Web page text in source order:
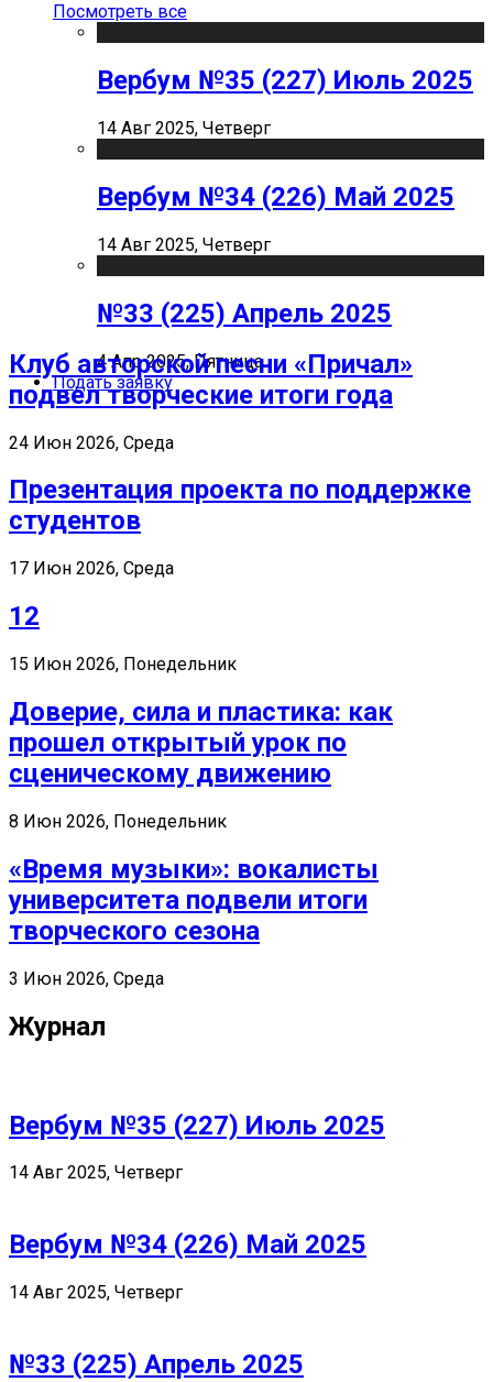
Посмотреть все
Вербум №35 (227) Июль 2025
14 Авг 2025, Четверг
Вербум №34 (226) Май 2025
14 Авг 2025, Четверг
№33 (225) Апрель 2025
4 Апр 2025, Пятница
Подать заявку
Клуб авторской песни «Причал»
подвел творческие итоги года
24 Июн 2026, Среда
Презентация проекта по поддержке
студентов
17 Июн 2026, Среда
12
15 Июн 2026, Понедельник
Доверие, сила и пластика: как
прошел открытый урок по
сценическому движению
8 Июн 2026, Понедельник
«Время музыки»: вокалисты
университета подвели итоги
творческого сезона
3 Июн 2026, Среда
Журнал
Вербум №35 (227) Июль 2025
14 Авг 2025, Четверг
Вербум №34 (226) Май 2025
14 Авг 2025, Четверг
№33 (225) Апрель 2025